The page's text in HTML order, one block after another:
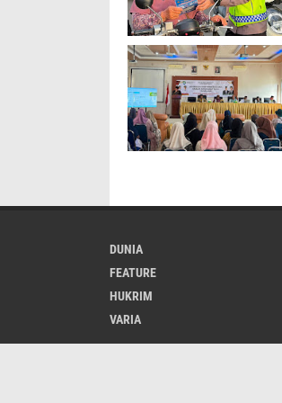
DUNIA
FEATURE
HUKRIM
VARIA